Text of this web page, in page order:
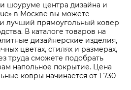
шоуруме центра дизайна и
в Москве вы можете
лучший прямоугольный ковер
В каталоге товаров на
дизайнерские изделия,
цветах, стилях и размерах,
труда сможете подобрать
напольное покрытие. Цена
ковры начинается от 1 730